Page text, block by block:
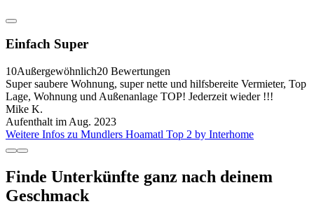
Einfach Super
10Außergewöhnlich20 Bewertungen
Super saubere Wohnung, super nette und hilfsbereite Vermieter, Top
Lage, Wohnung und Außenanlage TOP! Jederzeit wieder !!!
Mike K.
Aufenthalt im Aug. 2023
Weitere Infos zu Mundlers Hoamatl Top 2 by Interhome
Finde Unterkünfte ganz nach deinem
Geschmack